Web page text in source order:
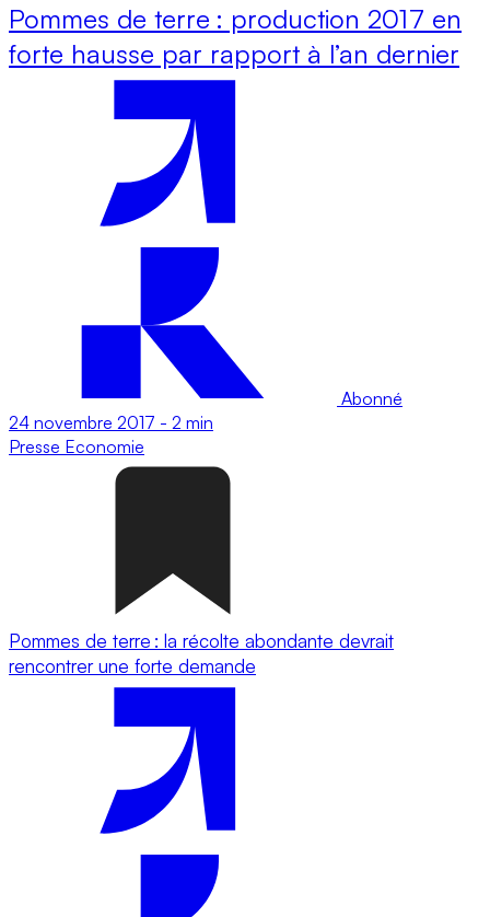
Pommes de terre : production 2017 en
forte hausse par rapport à l’an dernier
Abonné
24 novembre 2017 - 2 min
Presse Economie
Pommes de terre : la récolte abondante devrait
rencontrer une forte demande